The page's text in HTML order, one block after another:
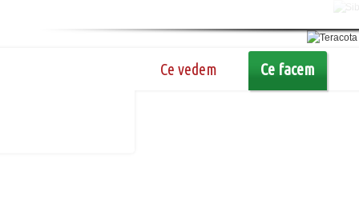
Ce vedem Ce facem